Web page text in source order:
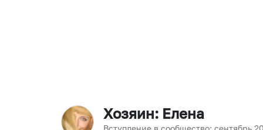
Хозяин: Елена